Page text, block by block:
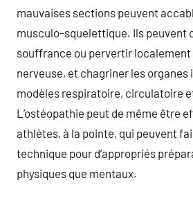
mauvaises sections peuvent
musculo-squelettique. Ils peuvent
souffrance ou pervertir
nerveuse, et chagriner les
modèles respiratoire, circulatoire
L’ostéopathie peut de même être
athlètes, à la pointe, qui peuvent
technique pour d’appropriés
physiques que mentaux.